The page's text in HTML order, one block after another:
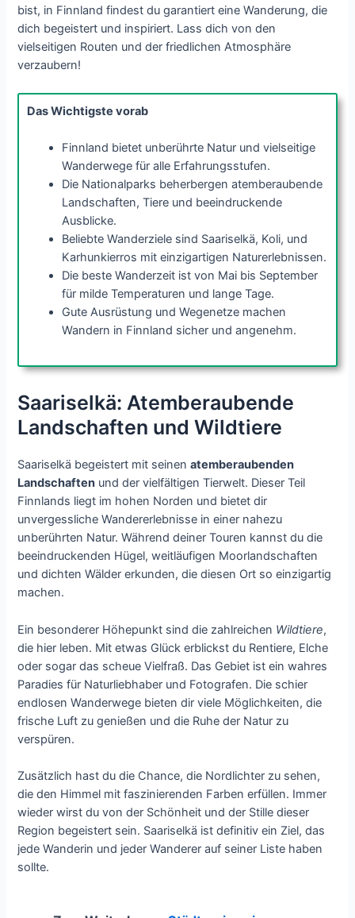
bist, in Finnland findest du garantiert eine Wanderung, die
dich begeistert und inspiriert. Lass dich von den
vielseitigen Routen und der friedlichen Atmosphäre
verzaubern!
Das Wichtigste vorab
Finnland bietet unberührte Natur und vielseitige
Wanderwege für alle Erfahrungsstufen.
Die Nationalparks beherbergen atemberaubende
Landschaften, Tiere und beeindruckende
Ausblicke.
Beliebte Wanderziele sind Saariselkä, Koli, und
Karhunkierros mit einzigartigen Naturerlebnissen.
Die beste Wanderzeit ist von Mai bis September
für milde Temperaturen und lange Tage.
Gute Ausrüstung und Wegenetze machen
Wandern in Finnland sicher und angenehm.
Saariselkä: Atemberaubende
Landschaften und Wildtiere
Saariselkä begeistert mit seinenatemberaubenden
Landschaften und der vielfältigen Tierwelt. Dieser Teil
Finnlands liegt im hohen Norden und bietet dir
unvergessliche Wandererlebnisse in einer nahezu
unberührten Natur. Während deiner Touren kannst du die
beeindruckenden Hügel, weitläufigen Moorlandschaften
und dichten Wälder erkunden, die diesen Ort so einzigartig
machen.
Ein besonderer Höhepunkt sind die zahlreichen Wildtiere,
die hier leben. Mit etwas Glück erblickst du Rentiere, Elche
oder sogar das scheue Vielfraß. Das Gebiet ist ein wahres
Paradies für Naturliebhaber und Fotografen. Die schier
endlosen Wanderwege bieten dir viele Möglichkeiten, die
frische Luft zu genießen und die Ruhe der Natur zu
verspüren.
Zusätzlich hast du die Chance, die Nordlichter zu sehen,
die den Himmel mit faszinierenden Farben erfüllen. Immer
wieder wirst du von der Schönheit und der Stille dieser
Region begeistert sein. Saariselkä ist definitiv ein Ziel, das
jede Wanderin und jeder Wanderer auf seiner Liste haben
sollte.